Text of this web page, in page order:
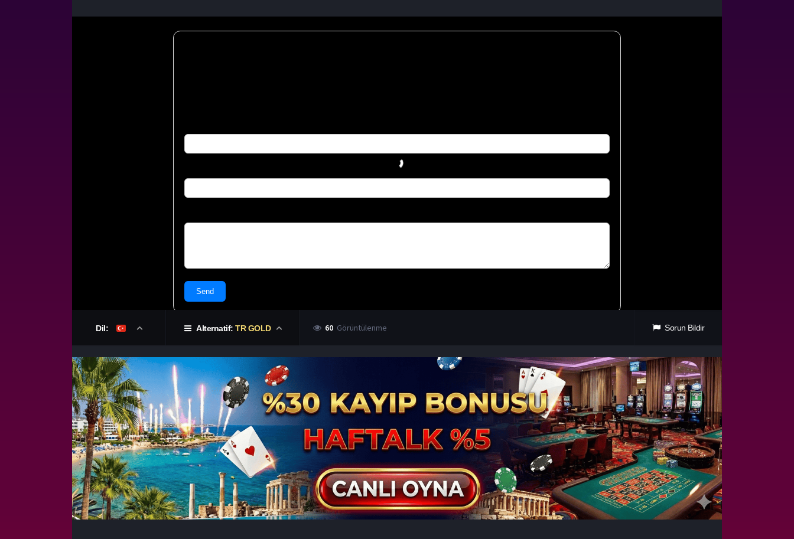
Dil: Alternatif: TR GOLD 60 Görüntülenme Sorun Bildir